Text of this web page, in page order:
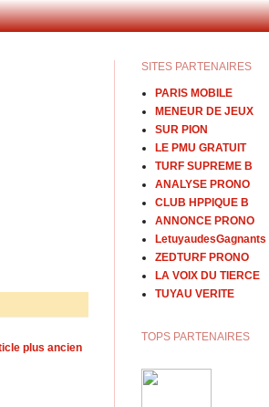
plus ancien
SITES PARTENAIRES
PARIS MOBILE
MENEUR DE JEUX
SUR PION
LE PMU GRATUIT
TURF SUPREME B
ANALYSE PRONO
CLUB HPPIQUE B
ANNONCE PRONO
LetuyaudesGagnants
ZEDTURF PRONO
LA VOIX DU TIERCE
TUYAU VERITE
TOPS PARTENAIRES